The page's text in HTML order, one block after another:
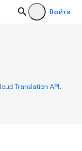
Войти
Translation API.